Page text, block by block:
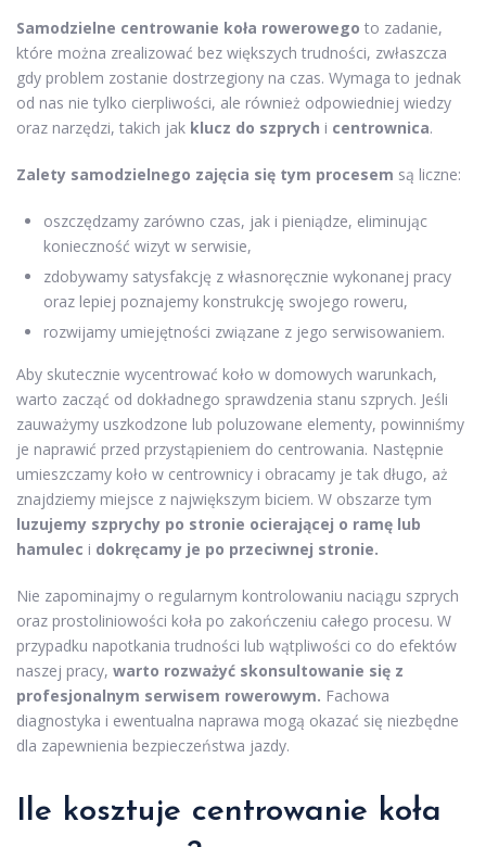
Samodzielne centrowanie koła rowerowego to zadanie,
które można zrealizować bez większych trudności, zwłaszcza
gdy problem zostanie dostrzegiony na czas. Wymaga to jednak
od nas nie tylko cierpliwości, ale również odpowiedniej wiedzy
oraz narzędzi, takich jak klucz do szprych i centrownica.
Zalety samodzielnego zajęcia się tym procesem są liczne:
oszczędzamy zarówno czas, jak i pieniądze, eliminując
konieczność wizyt w serwisie,
zdobywamy satysfakcję z własnoręcznie wykonanej pracy
oraz lepiej poznajemy konstrukcję swojego roweru,
rozwijamy umiejętności związane z jego serwisowaniem.
Aby skutecznie wycentrować koło w domowych warunkach,
warto zacząć od dokładnego sprawdzenia stanu szprych. Jeśli
zauważymy uszkodzone lub poluzowane elementy, powinniśmy
je naprawić przed przystąpieniem do centrowania. Następnie
umieszczamy koło w centrownicy i obracamy je tak długo, aż
znajdziemy miejsce z największym biciem. W obszarze tym
luzujemy szprychy po stronie ocierającej o ramę lub
hamulec i dokręcamy je po przeciwnej stronie.
Nie zapominajmy o regularnym kontrolowaniu naciągu szprych
oraz prostoliniowości koła po zakończeniu całego procesu. W
przypadku napotkania trudności lub wątpliwości co do efektów
naszej pracy, warto rozważyć skonsultowanie się z
profesjonalnym serwisem rowerowym. Fachowa
diagnostyka i ewentualna naprawa mogą okazać się niezbędne
dla zapewnienia bezpieczeństwa jazdy.
Ile kosztuje centrowanie koła